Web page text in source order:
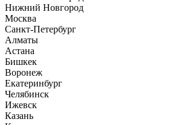
Нижний Новгород
Москва
Санкт-Петербург
Алматы
Астана
Бишкек
Воронеж
Екатеринбург
Челябинск
Ижевск
Казань